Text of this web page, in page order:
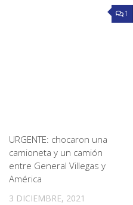
1
URGENTE: chocaron una
camioneta y un camión
entre General Villegas y
América
3 DICIEMBRE, 2021